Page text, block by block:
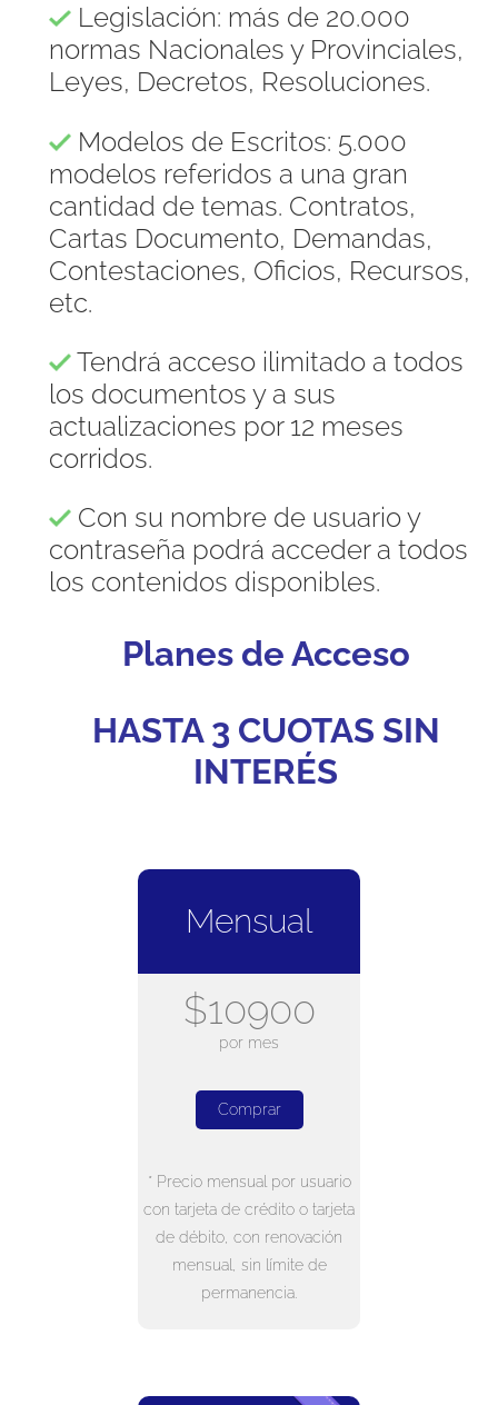
Legislación: más de 20.000
normas Nacionales y Provinciales,
Leyes, Decretos, Resoluciones.
Modelos de Escritos: 5.000
modelos referidos a una gran
cantidad de temas. Contratos,
Cartas Documento, Demandas,
Contestaciones, Oficios, Recursos,
etc.
Tendrá acceso ilimitado a todos
los documentos y a sus
actualizaciones por 12 meses
corridos.
Con su nombre de usuario y
contraseña podrá acceder a todos
los contenidos disponibles.
Planes de Acceso
HASTA 3 CUOTAS SIN
INTERÉS
Mensual
$10900
por mes
Comprar
* Precio mensual por usuario
con tarjeta de crédito o tarjeta
de débito, con renovación
mensual, sin límite de
permanencia.